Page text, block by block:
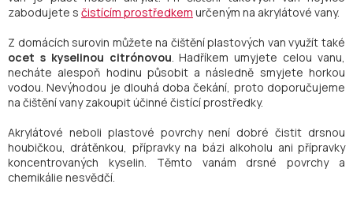
zabodujete s čistícím prostředkem určeným na akrylátové vany.
Z domácích surovin můžete na čištění plastových van využít také
ocet s kyselinou citrónovou. Hadříkem umyjete celou vanu,
necháte alespoň hodinu působit a následně smyjete horkou
vodou. Nevýhodou je dlouhá doba čekání, proto doporučujeme
na čištění vany zakoupit účinné čistící prostředky.
Akrylátové neboli plastové povrchy není dobré čistit drsnou
houbičkou, drátěnkou, přípravky na bázi alkoholu ani přípravky
koncentrovaných kyselin. Těmto vanám drsné povrchy a
chemikálie nesvědčí.